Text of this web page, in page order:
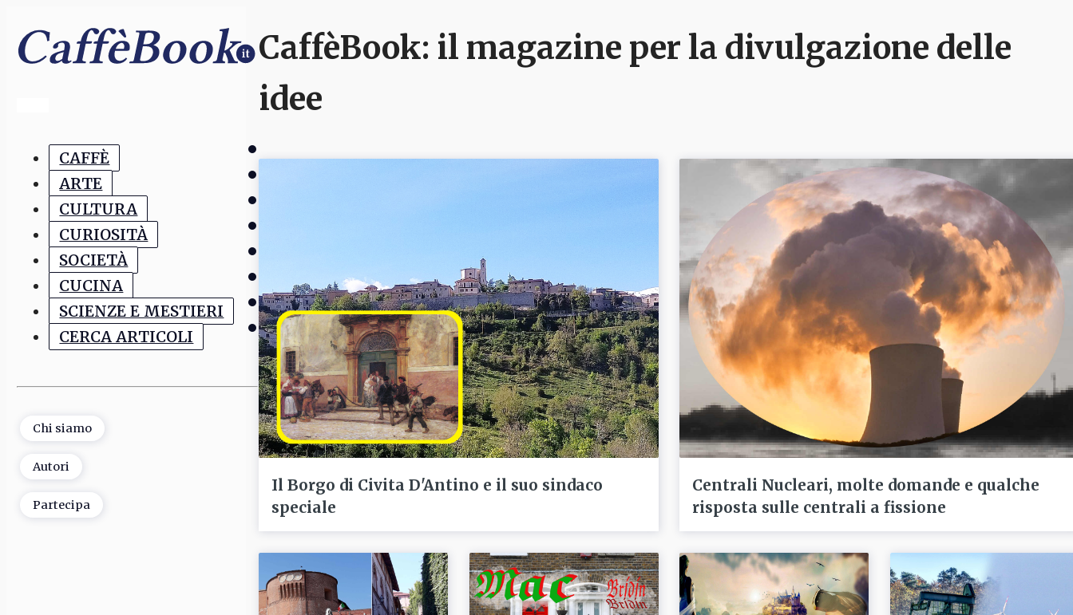
CAFFÈ
ARTE
CULTURA
CURIOSITÀ
SOCIETÀ
CUCINA
SCIENZE E MESTIERI
CERCA ARTICOLI
Chi siamo
Autori
Partecipa
CaffèBook: il magazine per la divulgazione delle
idee
Il Borgo di Civita D'Antino e il suo sindaco
speciale
Centrali Nucleari, molte domande e qualche
risposta sulle centrali a fissione